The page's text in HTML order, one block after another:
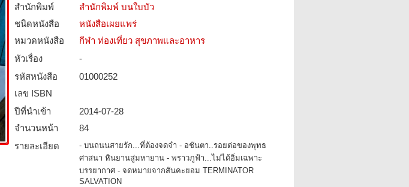
สำนักพิมพ์
สำนักพิมพ์ บนใบบัว
ชนิดหนังสือ­
หนังสือเผยแพร่
หมวดหนังสือ­
กีฬา ท่องเที่ยว สุขภาพและอาหาร
หัวเรื่อง
-
รหัสหนังสือ­
01000252
เลข ISBN
ปีที่นำเข้า
2014-07-28
จำนวนหน้า
84
รายละเอียด
- บนถนนสายรัก...ที่ต้องจดจำ - อชันตา..รอยต่อของพุทธ
ศาสนา หินยานสู่มหายาน - พราวภูฟ้า...ไม่ได้อิ่มเฉพาะ
บรรยากาศ - จดหมายจากสันคะยอม TERMINATOR
SALVATION